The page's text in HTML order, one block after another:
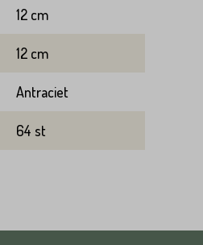
12 cm
12 cm
Antraciet
64 st